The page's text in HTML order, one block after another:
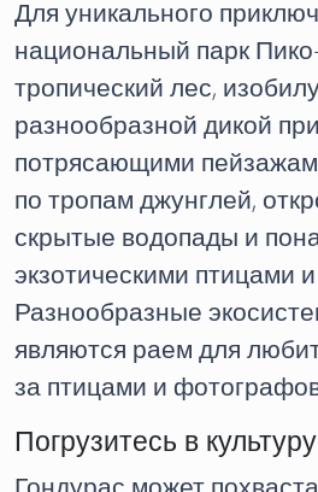
Для уникального
национальный парк
тропический лес,
разнообразной дикой
потрясающими
по тропам джунглей,
скрытые водопады и
экзотическими птицами
Разнообразные
являются раем для
за птицами и
Погрузитесь в